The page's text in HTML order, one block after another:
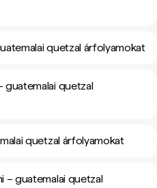
quetzal árfolyamokat
guatemalai quetzal
quetzal árfolyamokat
– guatemalai quetzal